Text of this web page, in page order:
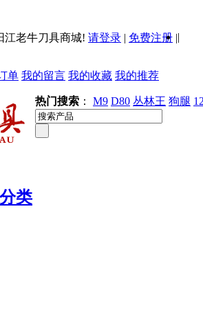
江老牛刀具商城! 请登录 | 免费注册 ||
单 我的留言 我的收藏 我的推荐
热门搜索 ： M9 D80 丛林王 狗腿
类